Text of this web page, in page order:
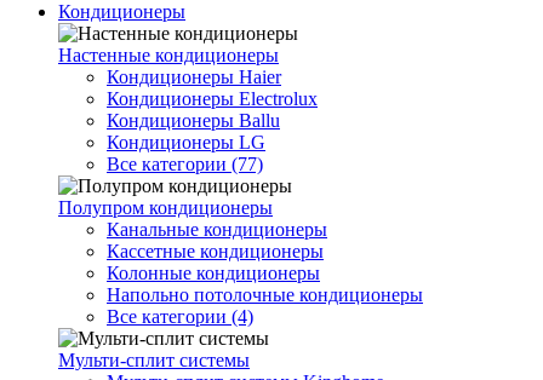
Кондиционеры
Настенные кондиционеры
Кондиционеры Haier
Кондиционеры Electrolux
Кондиционеры Ballu
Кондиционеры LG
Все категории (77)
Полупром кондиционеры
Канальные кондиционеры
Кассетные кондиционеры
Колонные кондиционеры
Напольно потолочные кондиционеры
Все категории (4)
Мульти-сплит системы